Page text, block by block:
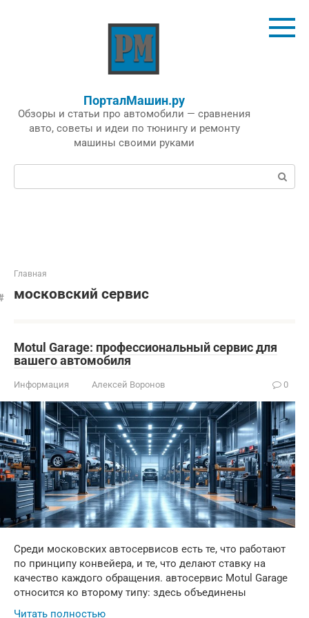
ПорталМашин.ру
Обзоры и статьи про автомобили — сравнения
авто, советы и идеи по тюнингу и ремонту
машины своими руками
Поиск:
Главная
московский сервис
Motul Garage: профессиональный сервис для
вашего автомобиля
Информация Алексей Воронов 0
Среди московских автосервисов есть те, что работают
по принципу конвейера, и те, что делают ставку на
качество каждого обращения. автосервис Motul Garage
относится ко второму типу: здесь объединены
Читать полностью